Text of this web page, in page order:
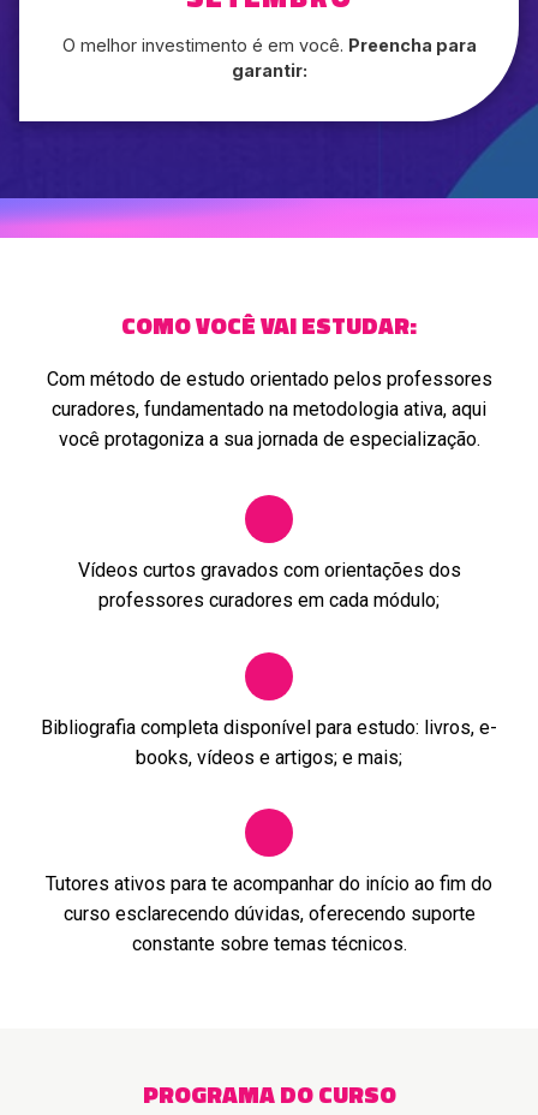
O melhor investimento é em você. Preencha para
garantir:
COMO VOCÊ VAI ESTUDAR:
Com método de estudo orientado pelos professores
curadores, fundamentado na metodologia ativa, aqui
você protagoniza a sua jornada de especialização.
Vídeos curtos gravados com orientações dos
professores curadores em cada módulo;
Bibliografia completa disponível para estudo: livros, e-
books, vídeos e artigos; e mais;
Tutores ativos para te acompanhar do início ao fim do
curso esclarecendo dúvidas, oferecendo suporte
constante sobre temas técnicos.
PROGRAMA DO CURSO